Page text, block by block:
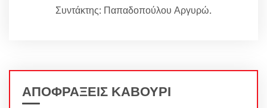
Συντάκτης: Παπαδοπούλου Αργυρώ.
ΑΠΟΦΡΑΞΕΙΣ ΚΑΒΟΥΡΙ